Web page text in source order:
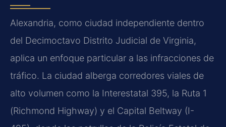
Alexandria, como ciudad independiente dentro
del Decimoctavo Distrito Judicial de Virginia,
aplica un enfoque particular a las infracciones de
tráfico. La ciudad alberga corredores viales de
alto volumen como la Interestatal 395, la Ruta 1
(Richmond Highway) y el Capital Beltway (I-